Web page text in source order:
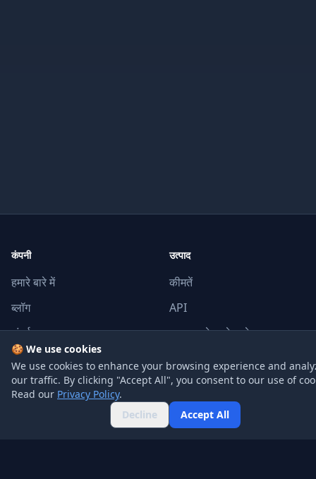
कंपनी
हमारे बारे में
ब्लॉग
संपर्क
उत्पाद
कीमतें
API
अक्सर पूछे जाने वाले प्रश्न
कानूनी
गोपनीयता नीति
Social
ट्विटर
GitHub
🍪 We use cookies
We use cookies to enhance your browsing experience and
our traffic. By clicking "Accept All", you consent to our use of
Read our Privacy Policy.
Decline
Accept All